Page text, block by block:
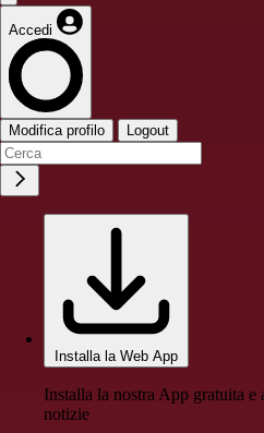
Accedi
Modifica profilo Logout
Installa la Web App
Installa la nostra App gratuita e
notizie